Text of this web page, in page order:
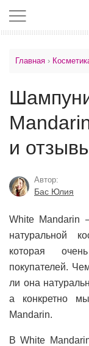
Главная ›
и
Автор:
Бас Юлия
White Mandarin
натуральной
которая
покупателей.
ли она
а конкретно
Mandarin.
В White